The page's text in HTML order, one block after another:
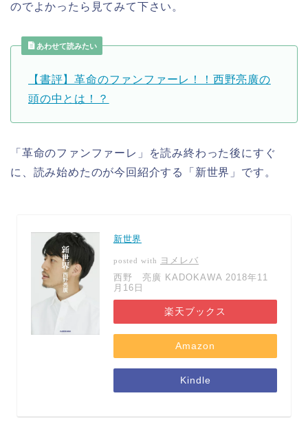
のでよかったら見てみて下さい。
あわせて読みたい
【書評】革命のファンファーレ！！西野亮廣の
頭の中とは！？
「革命のファンファーレ」を読み終わった後にすぐ
に、読み始めたのが今回紹介する「新世界」です。
新世界
posted with
ヨメレバ
西野 亮廣 KADOKAWA 2018年11
月16日
楽天ブックス
Amazon
Kindle